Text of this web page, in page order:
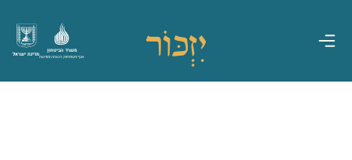
מדינת ישראל
משרד הביטחון
אגף משפחות, הנצחה ומורשת